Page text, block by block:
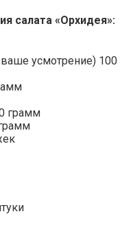
салата «Орхидея»:
усмотрение) 100
грамм